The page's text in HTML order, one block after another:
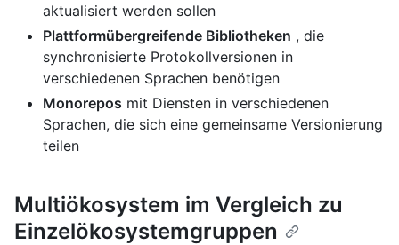
aktualisiert werden sollen
Plattformübergreifende Bibliotheken , die
synchronisierte Protokollversionen in
verschiedenen Sprachen benötigen
Monorepos mit Diensten in verschiedenen
Sprachen, die sich eine gemeinsame Versionierung
teilen
Multiökosystem im Vergleich zu
Einzelökosystemgruppen